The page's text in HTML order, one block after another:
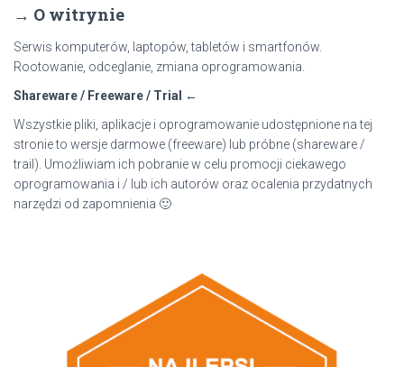
:
→ O witrynie
Serwis komputerów, laptopów, tabletów i smartfonów.
Rootowanie, odceglanie, zmiana oprogramowania.
Shareware / Freeware / Trial ←
Wszystkie pliki, aplikacje i oprogramowanie udostępnione na tej
stronie to wersje darmowe (freeware) lub próbne (shareware /
trail). Umożliwiam ich pobranie w celu promocji ciekawego
oprogramowania i / lub ich autorów oraz ocalenia przydatnych
narzędzi od zapomnienia 🙂